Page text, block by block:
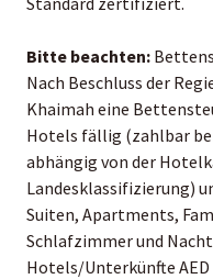
Bitte beachten:
Nach Beschluss der
Khaimah eine
Hotels fällig (zahlbar
abhängig von der
Landesklassifizierung)
Suiten, Apartments,
Schlafzimmer und
Hotels/Unterkünfte AED